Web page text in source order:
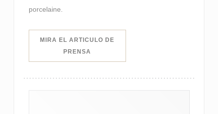
porcelaine.
MIRA EL ARTICULO DE
PRENSA